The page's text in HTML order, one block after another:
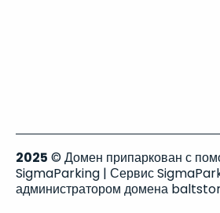
2025 © Домен припаркован с
SigmaParking | Сервис
администратором домена